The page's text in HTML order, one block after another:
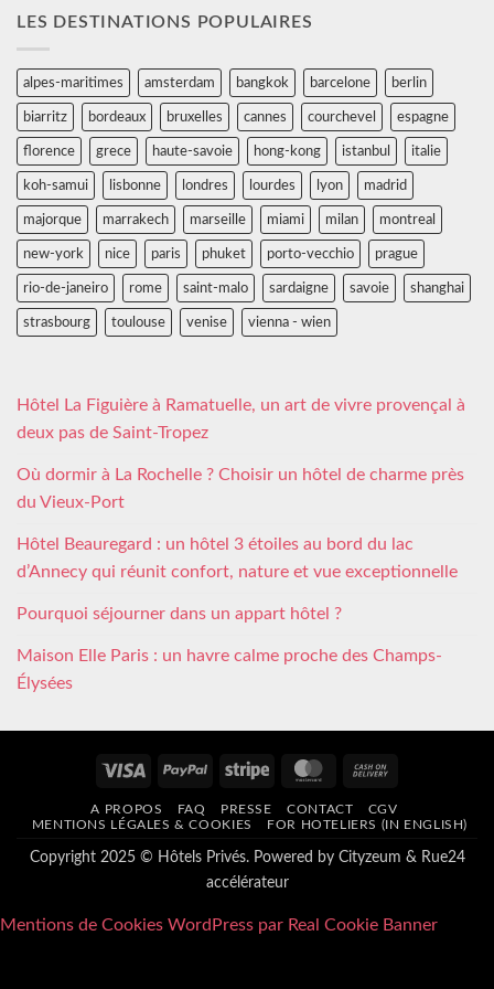
LES DESTINATIONS POPULAIRES
alpes-maritimes amsterdam bangkok barcelone berlin
biarritz bordeaux bruxelles cannes courchevel espagne
florence grece haute-savoie hong-kong istanbul italie
koh-samui lisbonne londres lourdes lyon madrid
majorque marrakech marseille miami milan montreal
new-york nice paris phuket porto-vecchio prague
rio-de-janeiro rome saint-malo sardaigne savoie shanghai
strasbourg toulouse venise vienna - wien
Hôtel La Figuière à Ramatuelle, un art de vivre provençal à
deux pas de Saint-Tropez
Où dormir à La Rochelle ? Choisir un hôtel de charme près
du Vieux-Port
Hôtel Beauregard : un hôtel 3 étoiles au bord du lac
d’Annecy qui réunit confort, nature et vue exceptionnelle
Pourquoi séjourner dans un appart hôtel ?
Maison Elle Paris : un havre calme proche des Champs-
Élysées
Visa PayPal Stripe MasterCard
Delivery
A PROPOS FAQ PRESSE CONTACT
CGV
MENTIONS LÉGALES & COOKIES
FOR HOTELIERS (IN ENGLISH)
Copyright 2025 © Hôtels Privés. Powered by Cityzeum & Rue24
accélérateur
Mentions de Cookies WordPress par Real Cookie Banner